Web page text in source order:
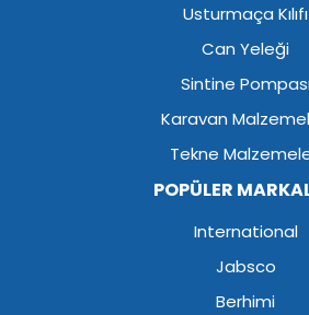
Usturmaça Kılıfı
Can Yeleği
Sintine
Karavan
Tekne
POPÜLER
International
Jabsco
Berhimi